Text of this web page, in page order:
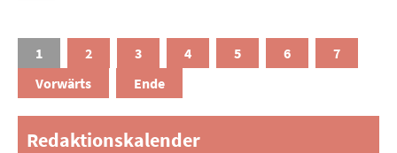
1 2 3 4 5 6
7
Vorwärts
Ende
Redaktionskalender